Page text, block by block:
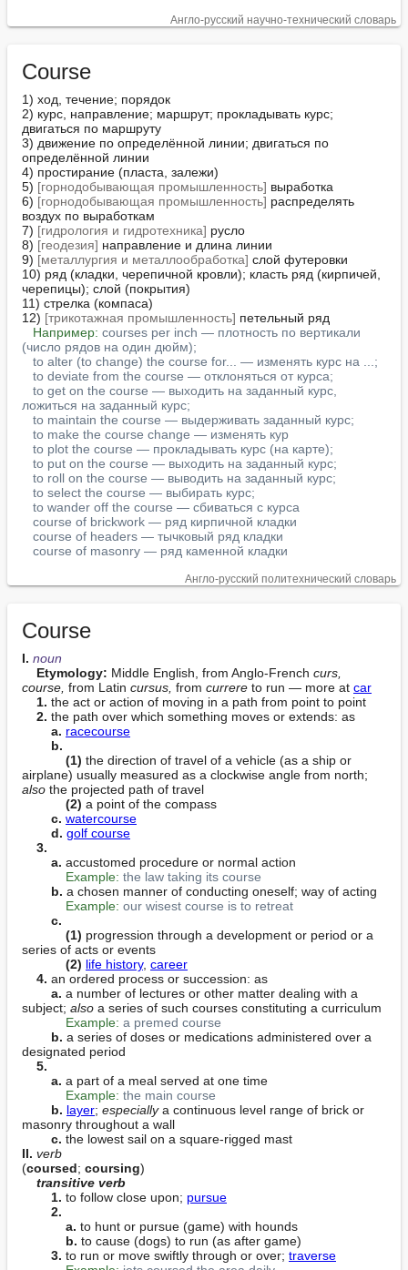
Англо-русский научно-технический словарь
Course
1) ход, течение; порядок
2) курс, направление; маршрут; прокладывать курс;
двигаться по маршруту
3) движение по определённой линии; двигаться по
определённой линии
4) простирание (пласта, залежи)
5) [горнодобывающая промышленность] выработка
6) [горнодобывающая промышленность] распределять
воздух по выработкам
7) [гидрология и гидротехника] русло
8) [геодезия] направление и длина линии
9) [металлургия и металлообработка] слой футеровки
10) ряд (кладки, черепичной кровли); класть ряд (кирпичей,
черепицы); слой (покрытия)
11) стрелка (компаса)
12) [трикотажная промышленность] петельный ряд
Например: courses per inch — плотность по вертикали
(число рядов на один дюйм);
to alter (to change) the course for... — изменять курс на ...;
to deviate from the course — отклоняться от курса;
to get on the course — выходить на заданный курс,
ложиться на заданный курс;
to maintain the course — выдерживать заданный курс;
to make the course change — изменять кур
to plot the course — прокладывать курс (на карте);
to put on the course — выходить на заданный курс;
to roll on the course — выводить на заданный курс;
to select the course — выбирать курс;
to wander off the course — сбиваться с курса
course of brickwork — ряд кирпичной кладки
course of headers — тычковый ряд кладки
course of masonry — ряд каменной кладки
Англо-русский политехнический словарь
Course
I. noun
Etymology: Middle English, from Anglo-French curs,
course, from Latin cursus, from currere to run — more at car
1. the act or action of moving in a path from point to point
2. the path over which something moves or extends: as
a. racecourse
b.
(1) the direction of travel of a vehicle (as a ship or
also the projected path of travel
(2) a point of the compass
c. watercourse
d. golf course
3.
a. accustomed procedure or normal action
Example: the law taking its course
b. a chosen manner of conducting oneself; way of acting
Example: our wisest course is to retreat
c.
(1) progression through a development or period or a
series of acts or events
(2) life history, career
4. an ordered process or succession: as
a. a number of lectures or other matter dealing with a
subject; also a series of such courses constituting a curriculum
Example: a premed course
b. a series of doses or medications administered over a
designated period
5.
a. a part of a meal served at one time
Example: the main course
b. layer; especially a continuous level range of brick or
masonry throughout a wall
c.
II. verb
(coursed; coursing)
transitive verb
1. to follow close upon; pursue
2.
a. to hunt or pursue (game) with hounds
b. to cause (dogs) to run (as after game)
3. to run or move swiftly through or over; traverse